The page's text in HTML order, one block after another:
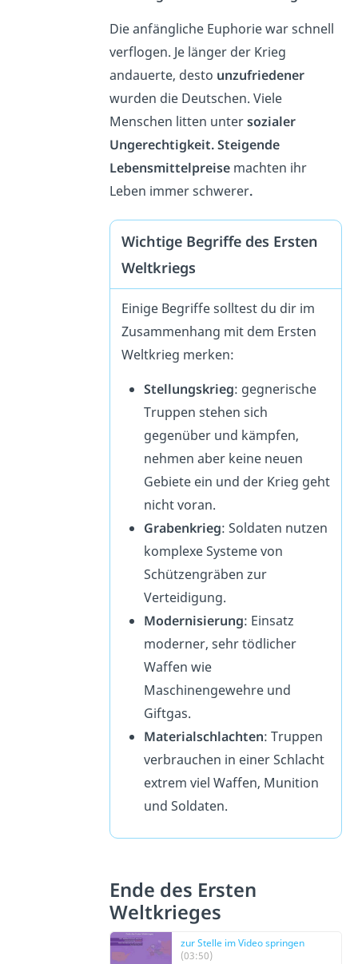
Die anfängliche Euphorie war schnell
verflogen. Je länger der Krieg
andauerte, desto unzufriedener
wurden die Deutschen. Viele
Menschen litten untersozialer
Ungerechtigkeit.Steigende
Lebensmittelpreise machten ihr
Leben immer schwerer.
Wichtige Begriffe des Ersten
Weltkriegs
Einige Begriffe solltest du dir im
Zusammenhang mit dem Ersten
Weltkrieg merken:
Stellungskrieg: gegnerische
Truppen stehen sich
gegenüber und kämpfen,
nehmen aber keine neuen
Gebiete ein und der Krieg geht
nicht voran.
Grabenkrieg: Soldaten nutzen
komplexe Systeme von
Schützengräben zur
Verteidigung.
Modernisierung: Einsatz
moderner, sehr tödlicher
Waffen wie
Maschinengewehre und
Giftgas.
Materialschlachten: Truppen
verbrauchen in einer Schlacht
extrem viel Waffen, Munition
und Soldaten.
Ende des Ersten
Weltkrieges
zur Stelle im Video springen
(03:50)